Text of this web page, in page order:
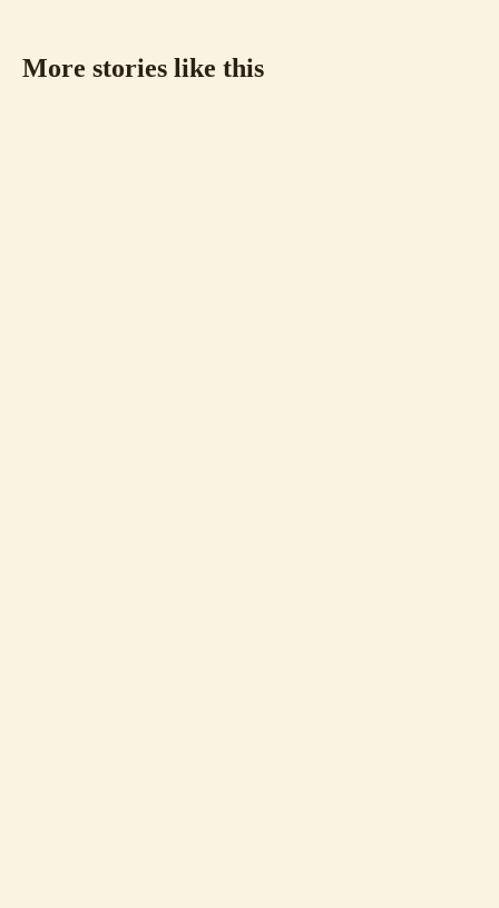
More stories like this